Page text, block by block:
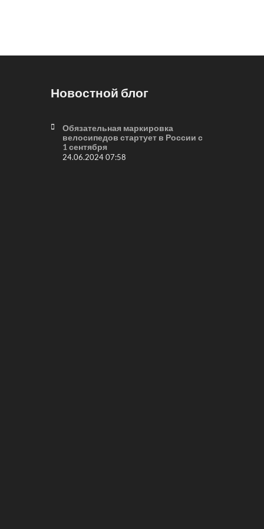
Новостной блог
Обязательная маркировка
велосипедов стартует в России с
1 сентября
24.06.2024 07:58